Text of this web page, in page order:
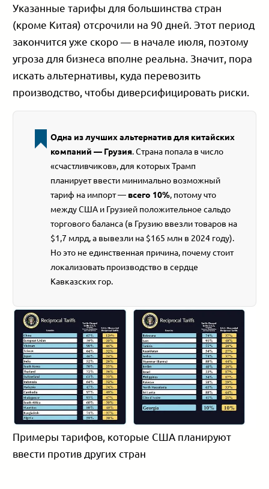
Указанные тарифы для большинства стран
(кроме Китая) отсрочили на 90 дней. Этот период
закончится уже скоро — в начале июля, поэтому
угроза для бизнеса вполне реальна. Значит, пора
искать альтернативы, куда перевозить
производство, чтобы диверсифицировать риски.
Одна из лучших альтернатив для китайских
компаний — Грузия. Страна попала в число
«счастливчиков», для которых Трамп
планирует ввести минимально возможный
тариф на импорт — всего 10%, потому что
между США и Грузией положительное сальдо
торгового баланса (в Грузию ввезли товаров на
$1,7 млрд, а вывезли на $165 млн в 2024 году).
Но это не единственная причина, почему стоит
локализовать производство в сердце
Кавказских гор.
Примеры тарифов, которые США планируют
ввести против других стран